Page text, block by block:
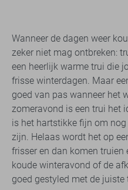
Wanneer de dagen weer
zeker niet mag ontbreken:
een heerlijk warme trui die
frisse winterdagen. Maar
goed van pas wanneer het
zomeravond is een trui het
is het hartstikke fijn om
zijn. Helaas wordt het op
frisser en dan komen truien
koude winteravond of de
goed gestyled met de juiste